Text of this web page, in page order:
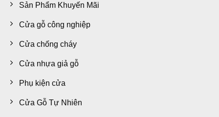
Sản Phẩm Khuyến Mãi
Cửa gỗ công nghiệp
Cửa chống cháy
Cửa nhựa giả gỗ
Phụ kiện cửa
Cửa Gỗ Tự Nhiên